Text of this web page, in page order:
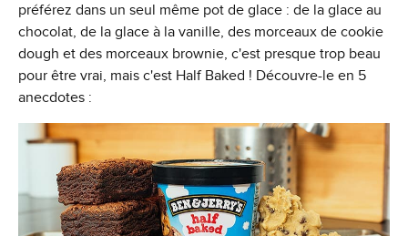
préférez dans un seul même pot de glace : de la glace au
chocolat, de la glace à la vanille, des morceaux de cookie
dough et des morceaux brownie, c'est presque trop beau
pour être vrai, mais c'est Half Baked ! Découvre-le en 5
anecdotes :